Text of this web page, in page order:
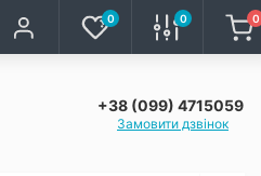
0 0 0
+38 (099) 4715059
Замовити дзвінок